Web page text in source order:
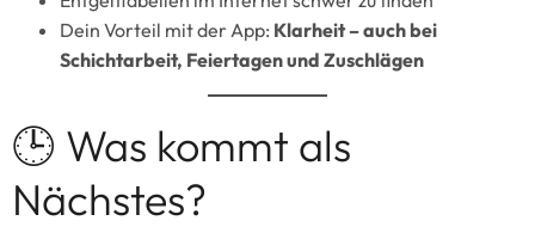
Dein Vorteil mit der App: Klarheit – auch bei
Schichtarbeit, Feiertagen und Zuschlägen
🕒 Was kommt als
Nächstes?